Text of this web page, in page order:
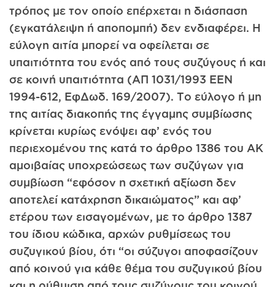
τρόπος με τον οποίο επέρχεται η διάσπαση
(εγκατάλειψη ή αποπομπή) δεν ενδιαφέρει. Η
εύλογη αιτία μπορεί να οφείλεται σε
υπαιτιότητα του ενός από τους συζύγους ή και
σε κοινή υπαιτιότητα (ΑΠ 1031/1993 ΕΕΝ
1994-612, ΕφΔωδ. 169/2007). Το εύλογο ή μη
της αιτίας διακοπής της έγγαμης συμβίωσης
κρίνεται κυρίως ενόψει αφ’ ενός του
περιεχομένου της κατά το άρθρο 1386 του ΑΚ
αμοιβαίας υποχρεώσεως των συζύγων για
συμβίωση “εφόσον η σχετική αξίωση δεν
αποτελεί κατάχρηση δικαιώματος” και αφ’
ετέρου των εισαγομένων, με το άρθρο 1387
του ίδιου κώδικα, αρχών ρυθμίσεως του
συζυγικού βίου, ότι “οι σύζυγοι αποφασίζουν
από κοινού για κάθε θέμα του συζυγικού βίου